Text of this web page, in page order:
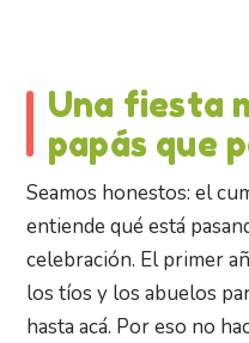
Una fiesta
papás que
Seamos honestos: el
entiende qué está
celebración. El primer
los tíos y los abuelos
hasta acá. Por eso no